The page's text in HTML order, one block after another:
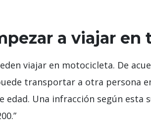
a viajar en
viajar en motocicleta. De
transportar a otra persona
edad. Una infracción según